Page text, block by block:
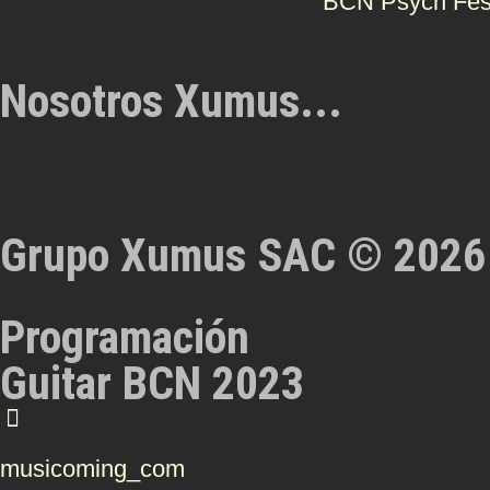
Nosotros Xumus...
Grupo Xumus SAC © 2026
Programación
Guitar BCN 2023
musicoming_com